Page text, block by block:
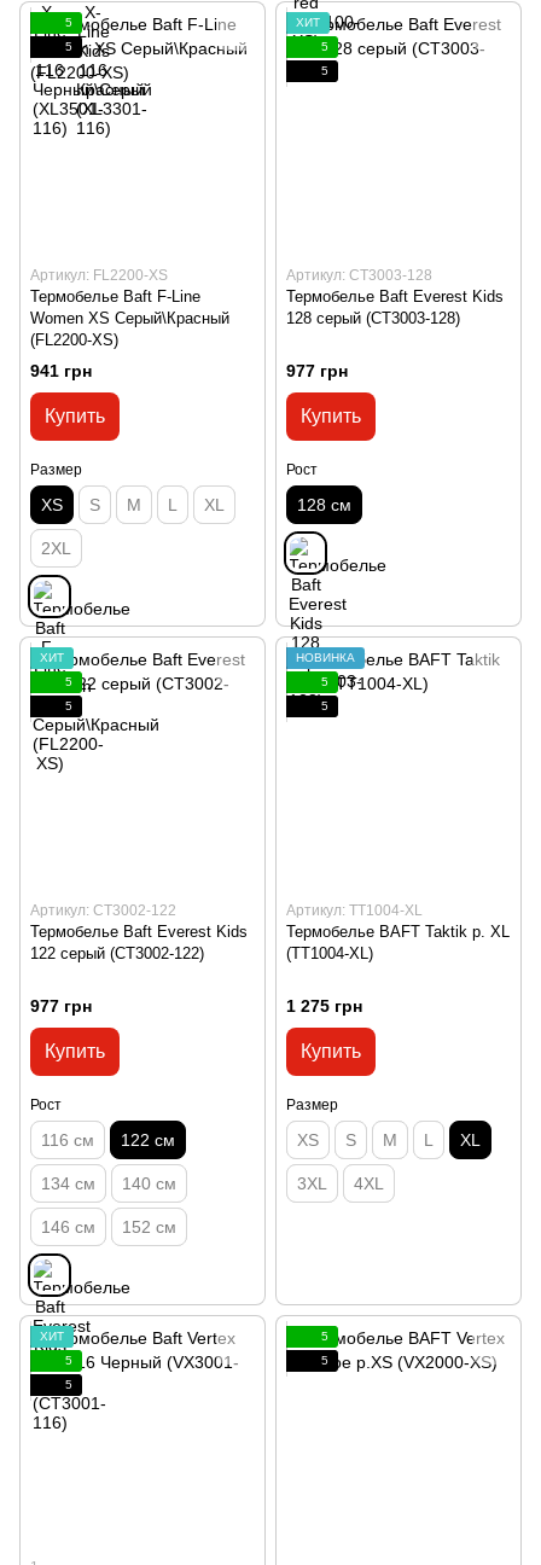
5
5
Артикул: FL2200-XS
Термобелье Baft F-Line
Women XS Серый\Красный
(FL2200-XS)
941 грн
Купить
Размер
XS S M L XL
2XL
ХИТ
5
5
Артикул: CT3003-128
Термобелье Baft Everest Kids
128 серый (CT3003-128)
977 грн
Купить
Рост
128 см
ХИТ
5
5
Артикул: CT3002-122
Термобелье Baft Everest Kids
122 серый (CT3002-122)
977 грн
Купить
Рост
116 см 122 см
134 см 140 см
146 см 152 см
НОВИНКА
5
5
Артикул: TT1004-XL
Термобелье BAFT Taktik р. XL
(TT1004-XL)
1 275 грн
Купить
Размер
XS S M L XL
3XL 4XL
ХИТ
5
5
5
5